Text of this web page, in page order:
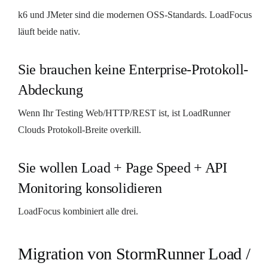
k6 und JMeter sind die modernen OSS-Standards. LoadFocus
läuft beide nativ.
Sie brauchen keine Enterprise-Protokoll-
Abdeckung
Wenn Ihr Testing Web/HTTP/REST ist, ist LoadRunner
Clouds Protokoll-Breite overkill.
Sie wollen Load + Page Speed + API
Monitoring konsolidieren
LoadFocus kombiniert alle drei.
Migration von StormRunner Load /